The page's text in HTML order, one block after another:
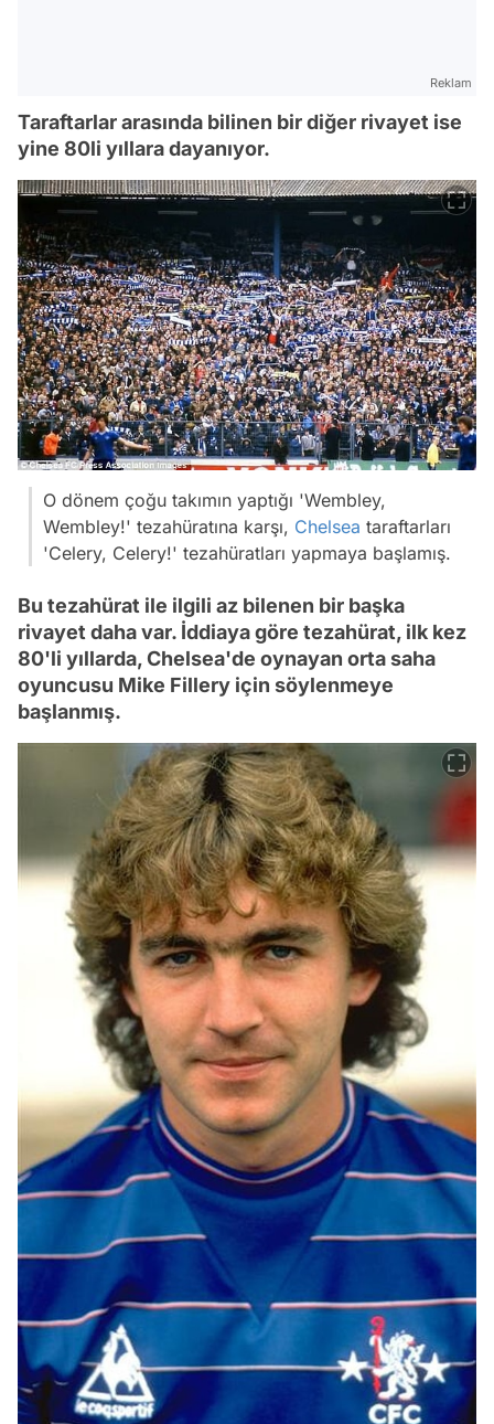
Reklam
Taraftarlar arasında bilinen bir diğer rivayet ise
yine 80li yıllara dayanıyor.
O dönem çoğu takımın yaptığı 'Wembley,
Wembley!' tezahüratına karşı, Chelsea taraftarları
'Celery, Celery!' tezahüratları yapmaya başlamış.
Bu tezahürat ile ilgili az bilenen bir başka
rivayet daha var. İddiaya göre tezahürat, ilk kez
80'li yıllarda, Chelsea'de oynayan orta saha
oyuncusu Mike Fillery için söylenmeye
başlanmış.